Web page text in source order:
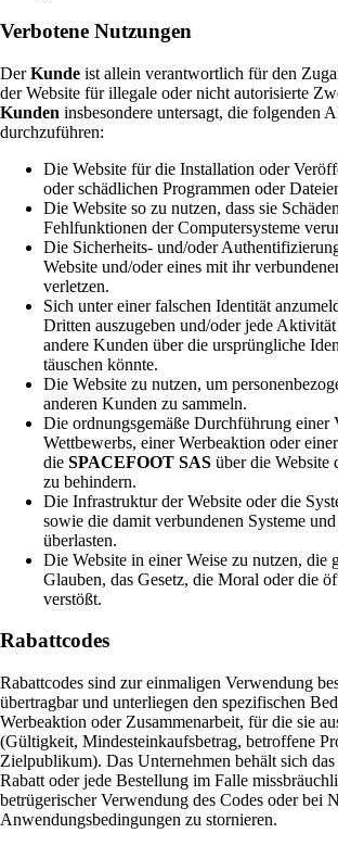
Verbotene Nutzungen
DerKunde ist allein verantwortlich für den
der Website für illegale oder nicht autorisierte
Kunden insbesondere untersagt, die folgenden
durchzuführen:
Die Website für die Installation oder
oder schädlichen Programmen oder
Die Website so zu nutzen, dass sie
Fehlfunktionen der Computersysteme
Die Sicherheits- und/oder
Website und/oder eines mit ihr
verletzen.
Sich unter einer falschen Identität
Dritten auszugeben und/oder jede
andere Kunden über die ursprüngliche
täuschen könnte.
Die Website zu nutzen, um
anderen Kunden zu sammeln.
Die ordnungsgemäße Durchführung einer
Wettbewerbs, einer Werbeaktion oder
die SPACEFOOT SAS über die Website
zu behindern.
Die Infrastruktur der Website oder die
sowie die damit verbundenen Systeme
überlasten.
Die Website in einer Weise zu nutzen, die
Glauben, das Gesetz, die Moral oder die
verstößt.
Rabattcodes
Rabattcodes sind zur einmaligen Verwendung
übertragbar und unterliegen den spezifischen
Werbeaktion oder Zusammenarbeit, für die sie
(Gültigkeit, Mindesteinkaufsbetrag, betroffene
Zielpublikum). Das Unternehmen behält sich
Rabatt oder jede Bestellung im Falle
betrügerischer Verwendung des Codes oder bei
Anwendungsbedingungen zu stornieren.